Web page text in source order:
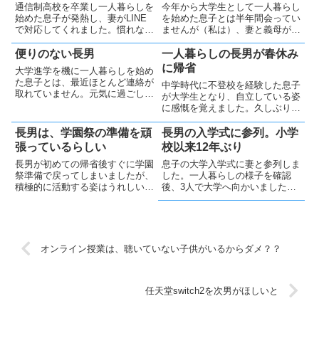
通信制高校を卒業し一人暮らしを
始めた息子が発熱し、妻がLINE
で対応してくれました。慣れない
医療機関受診も何とか乗り越えま
したが、薬の服用に迷うなど不安
回復を願うのみです。
今年から大学生として一人暮らし
を始めた息子とは半年間会ってい
ませんが（私は）、妻と義母が学
園祭を訪問しました。息子は忙し
そうでしたが楽しそうに活動して
おり、妻と義母はその様子に安心
し、とても良い旅になったようで
す。
便りのない長男
大学進学を機に一人暮らしを始め
た息子とは、最近ほとんど連絡が
取れていません。元気に過ごして
思い出し、親の心配や愛情を改め
て実感しています。夏休みには帰
省してくれるでしょうか？
一人暮らしの長男が春休み
に帰省
中学時代に不登校を経験した息子
が大学生となり、自立している姿
に感慨を覚えました。久しぶりの
再会はとてもうれしく、家族で穏
やかな時間を過ごしました。約2
週間の滞在を終えて帰る息子は、
以前よりたくましく見えました。
長男は、学園祭の準備を頑
張っているらしい
長男が初めての帰省後すぐに学園
祭準備で戻ってしまいましたが、
積極的に活動する姿はうれしいも
ると良いなあ。
長男の入学式に参列。小学
校以来12年ぶり
息子の大学入学式に妻と参列しま
した。一人暮らしの様子を確認
後、3人で大学へ向かいました。
式は一般的な内容でしたが、同級
オンライン授業は、聴いていない子供がいるからダメ？？
任天堂switch2を次男がほしいと